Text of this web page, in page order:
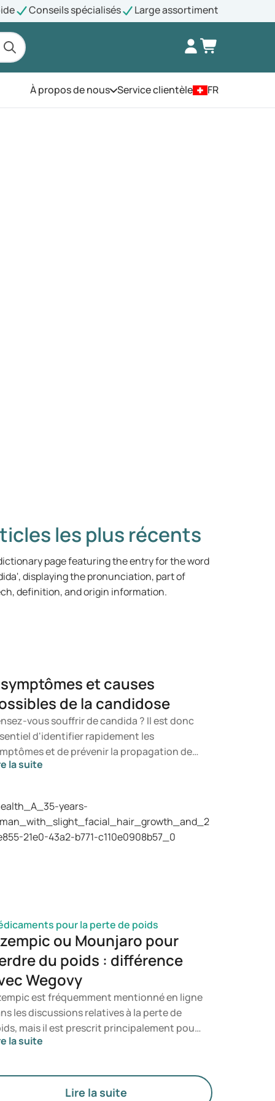
Conseils spécialisés Large assortiment
À propos de nousOuvrez le menu
Service clientèle FR
les plus récents
et causes
de la candidose
vous souffrir de candida ? Il est donc
d'identifier rapidement les
et de prévenir la propagation de
champignon. Dans cet article, vous
à candida peut se manifester. Vous
ainsi à quel moment il est pertinent de
un professionnel de santé.
la suite
pour la perte de poids
ou Mounjaro pour
du poids : différence
Wegovy
est fréquemment mentionné en ligne
les discussions relatives à la perte de
mais il est prescrit principalement pour
du diabète de type 2. Si vous
à la gestion du poids, des
tels que Mounjaro et Wegovy
la suite
Lire la suite